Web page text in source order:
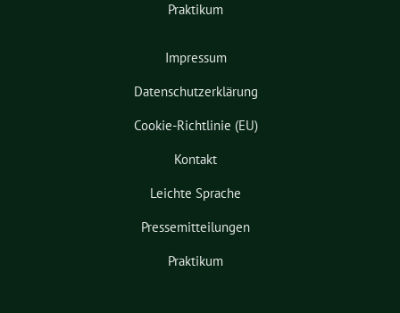
Praktikum
Impressum
Datenschutzerklärung
Cookie-Richtlinie (EU)
Kontakt
Leichte Sprache
Pressemitteilungen
Praktikum